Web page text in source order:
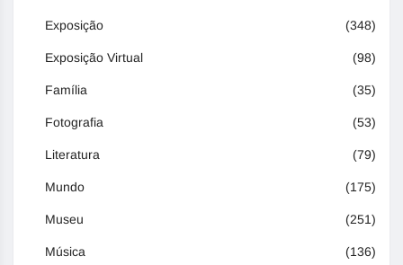
Exposição (348)
Exposição Virtual (98)
Família (35)
Fotografia (53)
Literatura (79)
Mundo (175)
Museu (251)
Música (136)